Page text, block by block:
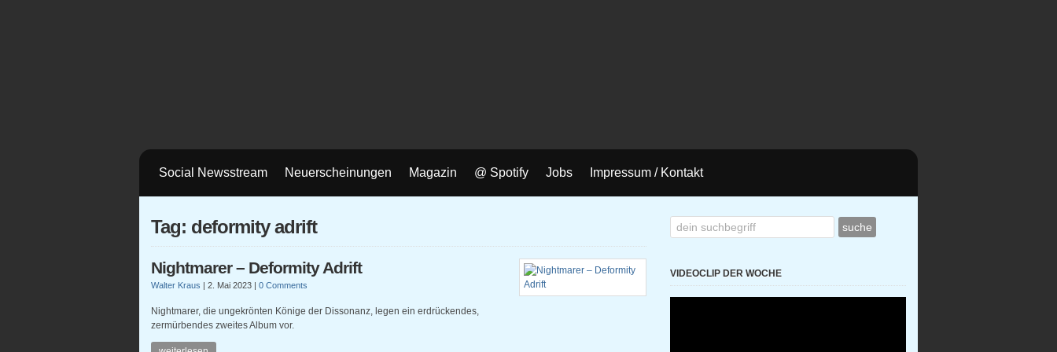
Social Newsstream Neuerscheinungen Magazin @ Spotify Jobs Impressum / Kontakt
Tag: deformity adrift
Nightmarer – Deformity Adrift
Walter Kraus | 2. Mai 2023 | 0 Comments
Nightmarer, die ungekrönten Könige der Dissonanz, legen ein erdrückendes,
zermürbendes zweites Album vor.
VIDEOCLIP DER WOCHE